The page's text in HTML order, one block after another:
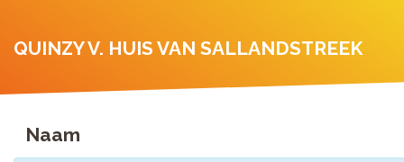
QUINZY V. HUIS VAN SALLANDSTREEK
Naam